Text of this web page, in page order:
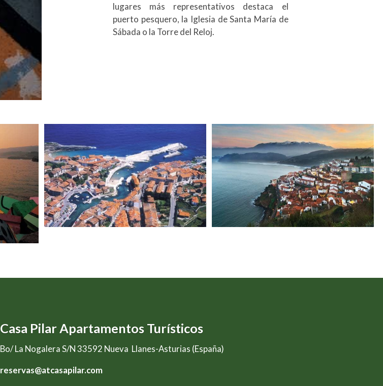
lugares más representativos destaca el
puerto pesquero, la Iglesia de Santa María de
Sábada o la Torre del Reloj.
Casa Pilar Apartamentos Turísticos
Bo/ La Nogalera S/N 33592 Nueva Llanes-Asturias (España)
reservas@atcasapilar.com